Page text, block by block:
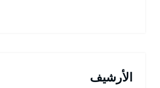
الأرشيف